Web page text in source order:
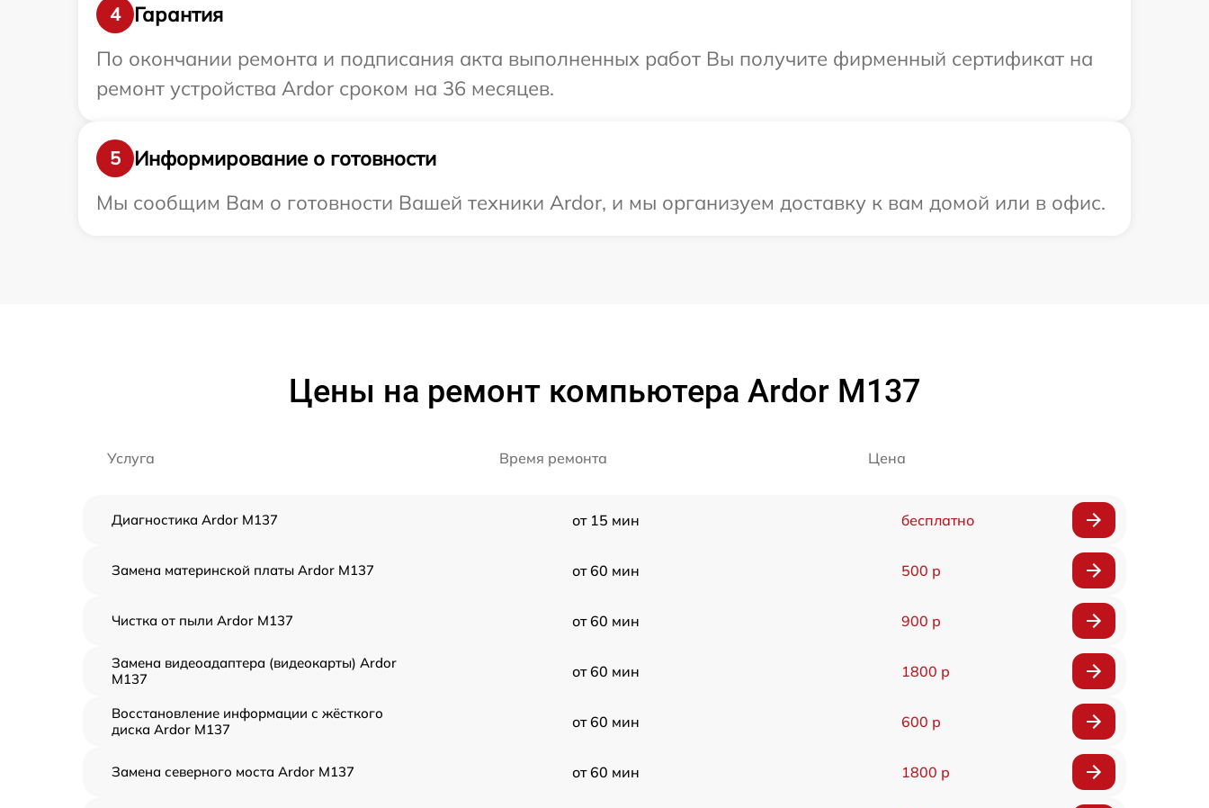
4
Гарантия
По окончании ремонта и подписания акта выполненных работ Вы получите фирменный сертификат на
ремонт устройства Ardor сроком на 36 месяцев.
5
Информирование о готовности
Мы сообщим Вам о готовности Вашей техники Ardor, и мы организуем доставку к вам домой или в офис.
Цены на ремонт компьютера Ardor M137
Услуга Время ремонта Цена
Диагностика Ardor M137 от 15 мин бесплатно
Замена материнской платы Ardor M137 от 60 мин 500 р
Чистка от пыли Ardor M137 от 60 мин 900 р
Замена видеоадаптера (видеокарты) Ardor
M137
от 60 мин 1800 р
Восстановление информации с жёсткого
диска Ardor M137
от 60 мин 600 р
Замена северного моста Ardor M137 от 60 мин 1800 р